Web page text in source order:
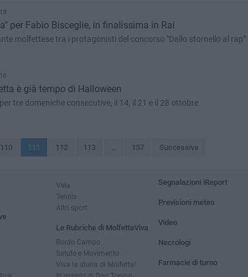
per Fabio Bisceglie, in finalissima in Rai
molfettese tra i protagonisti del concorso "Dallo stornello al rap"
è già tempo di Halloween
tre domeniche consecutive, il 14, il 21 e il 28 ottobre
110 111 112 113 ... 157 Successiva
Vela
Tennis
Altri sport
Le Rubriche di MolfettaViva
Bordo Campo
Salute e Movimento
Viva la storia di Molfetta!
Segnalazioni iReport
Previsioni meteo
Video
Necrologi
Farmacie di turno